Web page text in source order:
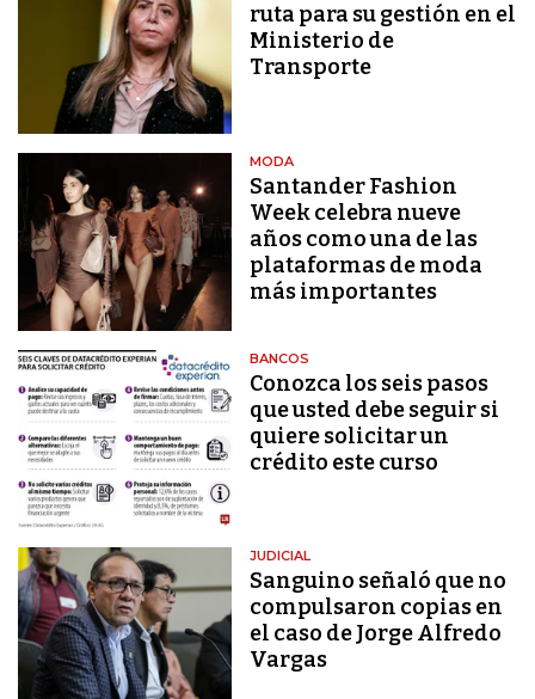
ruta para su gestión en el
Ministerio de
Transporte
MODA
Santander Fashion
Week celebra nueve
años como una de las
plataformas de moda
más importantes
BANCOS
Conozca los seis pasos
que usted debe seguir si
quiere solicitar un
crédito este curso
JUDICIAL
Sanguino señaló que no
compulsaron copias en
el caso de Jorge Alfredo
Vargas